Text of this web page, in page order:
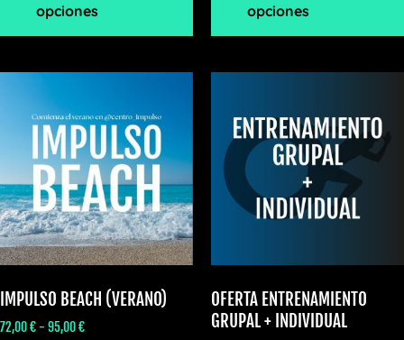
opciones
opciones
IMPULSO BEACH (VERANO)
72,00€- 95,00€
OFERTA ENTRENAMIENTO
GRUPAL + INDIVIDUAL